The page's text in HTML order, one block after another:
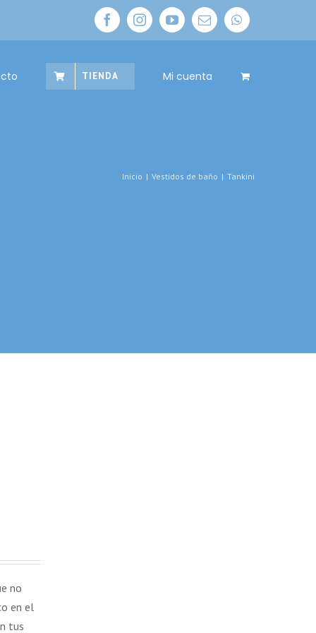
facebookinstagramyoutubeCorreo
electrónico
whatsapp
TIENDA Mi cuenta
Inicio | Vestidos de baño | Tankini
no
en el
tus